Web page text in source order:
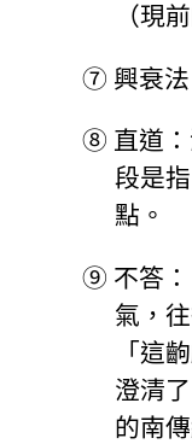
（現
⑦ 興衰
⑧ 直道
段是
點。
⑨ 不答
氣，
「這
澄清
的南